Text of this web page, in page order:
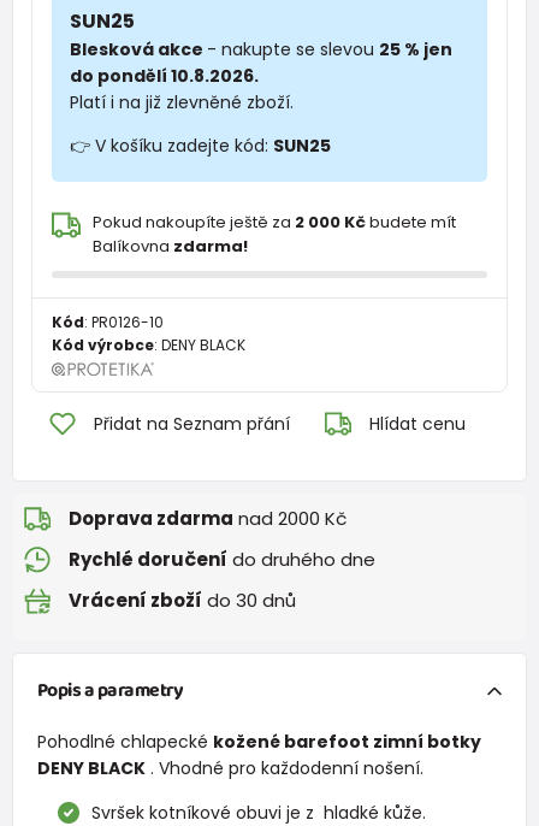
SUN25
Blesková akce - nakupte se slevou 25 % jen
do pondělí 10.8.2026.
Platí i na již zlevněné zboží.
👉 V košíku zadejte kód: SUN25
Pokud nakoupíte ještě za 2 000 Kčbudete mít
Balíkovna zdarma!
Kód: PR0126-10
Kód výrobce: DENY BLACK
Přidat na Seznam přání Hlídat cenu
Doprava zdarma nad 2000 Kč
Rychlé doručení do druhého dne
Vrácení zboží do 30 dnů
Popis a parametry
Pohodlné chlapecké kožené barefoot zimní botky
DENY BLACK. Vhodné pro každodenní nošení.
Svršek kotníkové obuvi je z hladké kůže.